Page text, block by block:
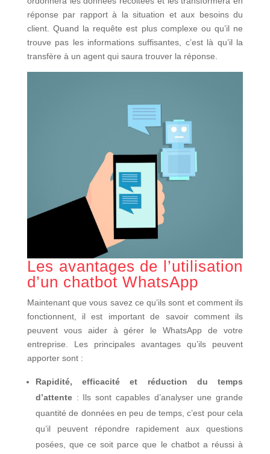
réponse par rapport à la situation et aux besoins du
client. Quand la requête est plus complexe ou qu’il ne
trouve pas les informations suffisantes, c’est là qu’il la
transfère à un agent qui saura trouver la réponse.
Les avantages de l’utilisation
d’un chatbot WhatsApp
Maintenant que vous savez ce qu’ils sont et comment ils
fonctionnent, il est important de savoir comment ils
peuvent vous aider à gérer le WhatsApp de votre
entreprise. Les principales avantages qu’ils peuvent
apporter sont :
Rapidité, efficacité et réduction du temps
d’attente : Ils sont capables d’analyser une grande
quantité de données en peu de temps, c’est pour cela
qu’il peuvent répondre rapidement aux questions
posées, que ce soit parce que le chatbot a réussi à